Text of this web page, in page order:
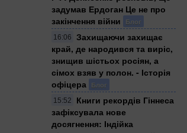
задумав Ердоган Це не про
закінчення війни
Блог
16:06
Захищаючи захищає
край, де народився та виріс,
знищив шістьох росіян, а
сімох взяв у полон. - Історія
офіцера
Блог
15:52
Книги рекордів Гіннеса
зафіксувала нове
досягнення: Індійка